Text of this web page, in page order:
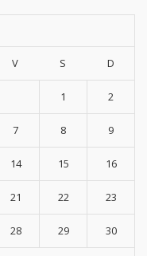
V S D
1 2
7 8 9
14 15 16
21 22 23
28 29 30